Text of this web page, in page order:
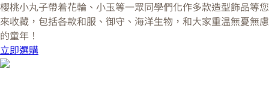
櫻桃小丸子帶着花輪、小玉等一眾同學們化作多款造型飾品等您
來收藏，包括各款和服、御守、海洋生物，和大家重温無憂無慮
的童年！
立即選購